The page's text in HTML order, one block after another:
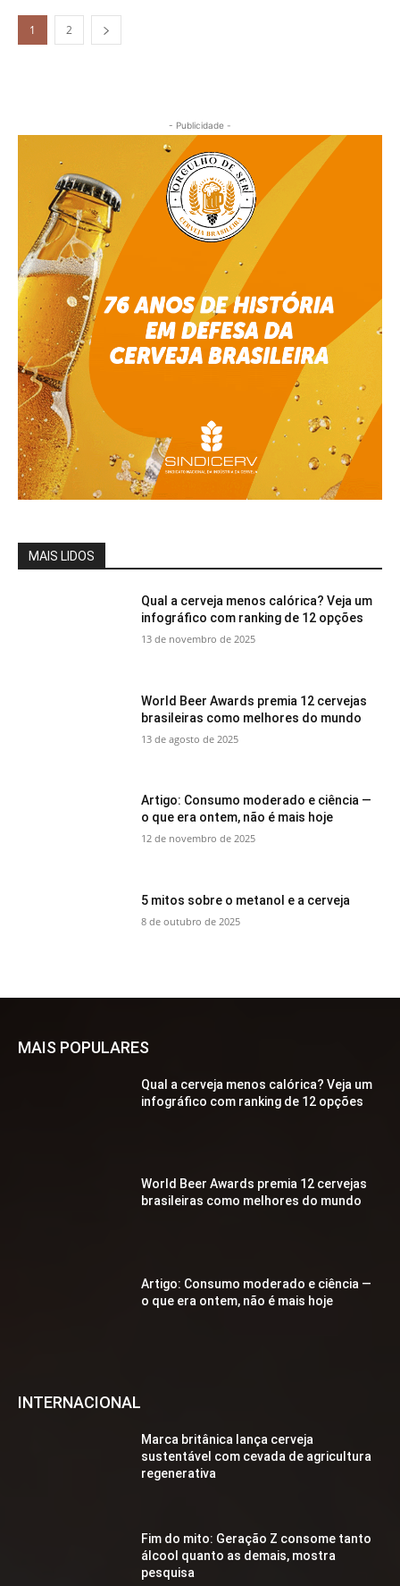
1 2
- Publicidade -
MAIS LIDOS
Qual a cerveja menos calórica? Veja um
infográfico com ranking de 12 opções
13 de novembro de 2025
World Beer Awards premia 12 cervejas
brasileiras como melhores do mundo
13 de agosto de 2025
Artigo: Consumo moderado e ciência —
o que era ontem, não é mais hoje
12 de novembro de 2025
5 mitos sobre o metanol e a cerveja
8 de outubro de 2025
MAIS POPULARES
Qual a cerveja menos calórica? Veja um
infográfico com ranking de 12 opções
World Beer Awards premia 12 cervejas
brasileiras como melhores do mundo
Artigo: Consumo moderado e ciência —
o que era ontem, não é mais hoje
INTERNACIONAL
Marca britânica lança cerveja
sustentável com cevada de agricultura
regenerativa
Fim do mito: Geração Z consome tanto
álcool quanto as demais, mostra
pesquisa